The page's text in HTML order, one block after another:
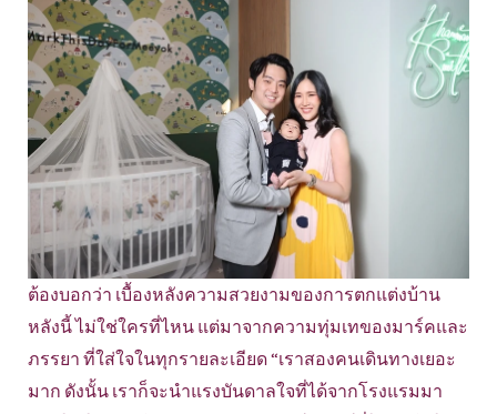
ต้องบอกว่า เบื้องหลังความสวยงามของการตกแต่งบ้าน
หลังนี้ ไม่ใช่ใครที่ไหน แต่มาจากความทุ่มเทของมาร์คและ
ภรรยา ที่ใส่ใจในทุกรายละเอียด “เราสองคนเดินทางเยอะ
มาก ดังนั้น เราก็จะนำแรงบันดาลใจที่ได้จากโรงแรมมา